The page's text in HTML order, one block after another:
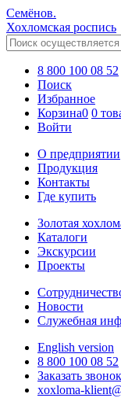
Семёнов.
Хохломская роспись
8 800 100 08 52
Поиск
Избранное
Корзина0 0
Войти
О предприятии
Продукция
Контакты
Где купить
Золотая
Каталоги
Экскурсии
Проекты
Новости
Служебная
English version
8 800 100 08 52
Заказать звонок
xoxloma-